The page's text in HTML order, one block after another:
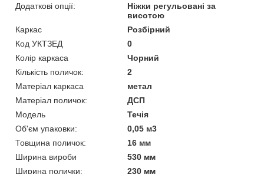
Додаткові опції:
Ніжки регульовані за
висотою
Каркас
Розбірний
Код УКТЗЕД
0
Колір каркаса
Чорний
Кількість поличок:
2
Матеріал каркаса
метал
Матеріал поличок:
ДСП
Мoдель
Течія
Об'єм упаковки:
0,05 м3
Товщина поличок:
16 мм
Ширина вироби
530 мм
Ширина полички:
230 мм